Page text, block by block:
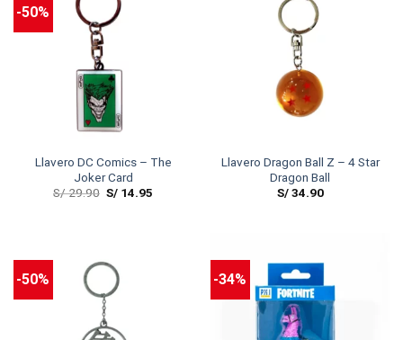
-50%
Llavero DC Comics – The
Joker Card
S/29.90 S/ 14.95
Llavero Dragon Ball Z – 4 Star
Dragon Ball
S/34.90
-50% -34%